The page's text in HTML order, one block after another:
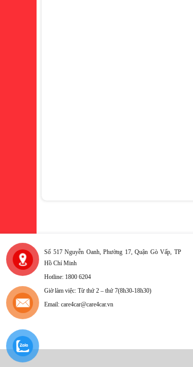
Số 517 Nguyễn Oanh, Phường 17, Quận Gò Vấp, TP
Hồ Chí Minh
Hotline: 1800 6204
Giờ làm việc: Từ thứ 2 – thứ 7(8h30-18h30)
Email: care4car@care4car.vn